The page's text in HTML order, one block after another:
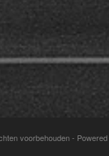
voorbehouden -